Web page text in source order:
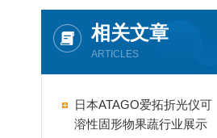
相关文章
ARTICLES
日本ATAGO爱拓折光仪可
溶性固形物果蔬行业展示